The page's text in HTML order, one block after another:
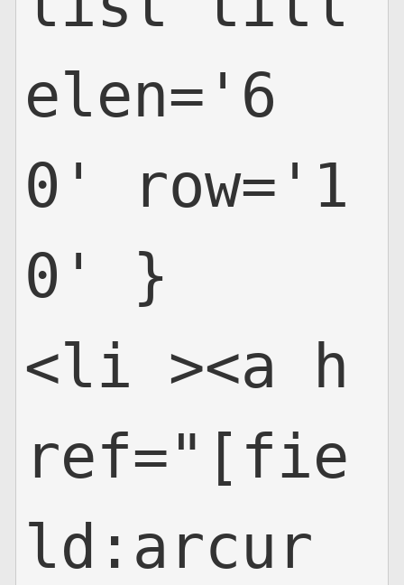
elen='6
0' row='1
0' }
<li ><a h
ref="[fie
ld:arcur